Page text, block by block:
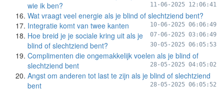
wie ik ben?
11-06-2025 12:06:41
Wat vraagt veel energie als je blind of slechtziend bent?
10-06-2025 06:06:49
Integratie komt van twee kanten
07-06-2025 03:06:49
Hoe breid je je sociale kring uit als je
blind of slechtziend bent?
30-05-2025 06:05:53
Complimenten die ongemakkelijk voelen als je blind of
slechtziend bent
28-05-2025 04:05:02
Angst om anderen tot last te zijn als je blind of slechtziend
bent
28-05-2025 06:05:52